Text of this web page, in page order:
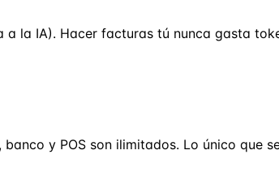
a la IA). Hacer facturas tú nunca gasta
y POS son ilimitados. Lo único que